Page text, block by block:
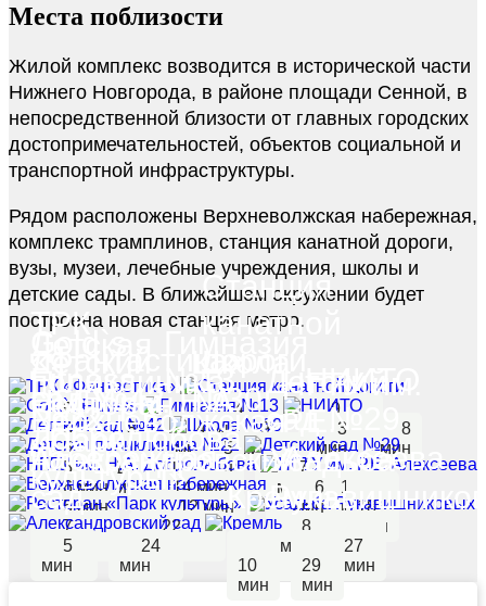
Места поблизости
Жилой комплекс возводится в исторической части
Нижнего Новгорода, в районе площади Сенной, в
непосредственной близости от главных городских
достопримечательностей, объектов социальной и
транспортной инфраструктуры.
Рядом расположены Верхневолжская набережная,
комплекс трамплинов, станция канатной дороги,
вузы, музеи, лечебные учреждения, школы и
детские сады. В ближайшем окружении будет
построена новая станция метро.
9
мин
39
мин
ТРК
4
мин
9
мин
Станция
канатной
3
мин
8
мин
Gold`s
Fitness
4
мин
9
мин
Гимназия
№13
3
мин
8
мин
НИИТО
5
мин
11
мин
сад №42
5
мин
10
мин
№30
5
мин
11
мин
поликлиника
№22
7
мин
16
мин
Детский
сад №29
6 мин 14 мин
НГЛУ им. Н.А.
Добролюбова
6
мин
18
мин
НГТУ им.
Р.Е.
Алексеева
5 мин 12 мин
Верхневолжская
набережная
7
мин
22
мин
Ресторан
«Парк
культуры»
8
мин
27
мин
Усадьба
5
мин
24
мин
Александровский
сад
10
мин
29
мин
Кремль